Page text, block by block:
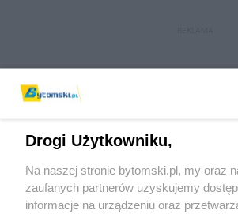
Wydawca mediów lokalnych
Drogi Użytkowniku,
Na naszej stronie bytomski.pl, my oraz
zaufanych partnerów uzyskujemy
informacje na urządzeniu oraz